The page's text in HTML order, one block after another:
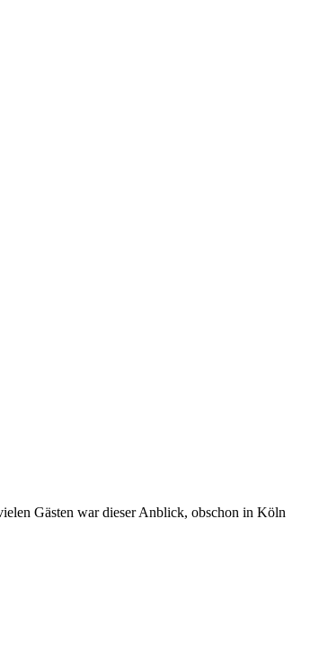
Gästen war dieser Anblick, obschon in Köln